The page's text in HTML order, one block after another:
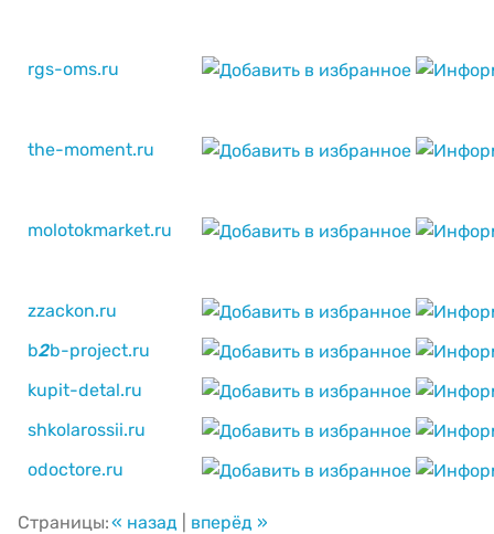
rgs-oms.ru
the-moment.ru
molotokmarket.ru
zzackon.ru
b2b-project.ru
kupit-detal.ru
shkolarossii.ru
odoctore.ru
Страницы:« назад вперёд »